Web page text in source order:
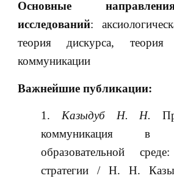
Основные
исследований:
теория дискурса, теория
коммуникации
Важнейшие публикации:
Казыдуб Н. Н.
коммуникация в
образовательной
стратегии / Н. Н.